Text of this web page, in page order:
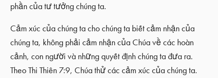
phần của tư tưởng chúng ta.
Cảm xúc của chúng ta cho chúng ta biết cảm nhận của
chúng ta, không phải cảm nhận của Chúa về các hoàn
cảnh, con người và những quyết định chúng ta đưa ra.
Theo Thi Thiên 7:9, Chúa thử các cảm xúc của chúng ta.